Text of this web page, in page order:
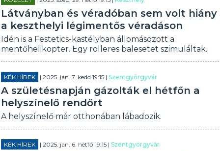
Látványban és véradóban sem volt hiány
a keszthelyi légimentős véradáson
Idén is a Festetics-kastélyban állomásozott a
mentőhelikopter. Egy rolleres balesetet szimuláltak.
KÉK HÍREK | 2025. jan. 7. kedd 19:15 |Szentgyörgyvár
A születésnapján gázolták el hétfőn a
helyszínelő rendőrt
A helyszínelő már otthonában lábadozik.
KÉK HÍREK | 2025. jan. 6. hétfő 19:15 |Szentgyörgyvár